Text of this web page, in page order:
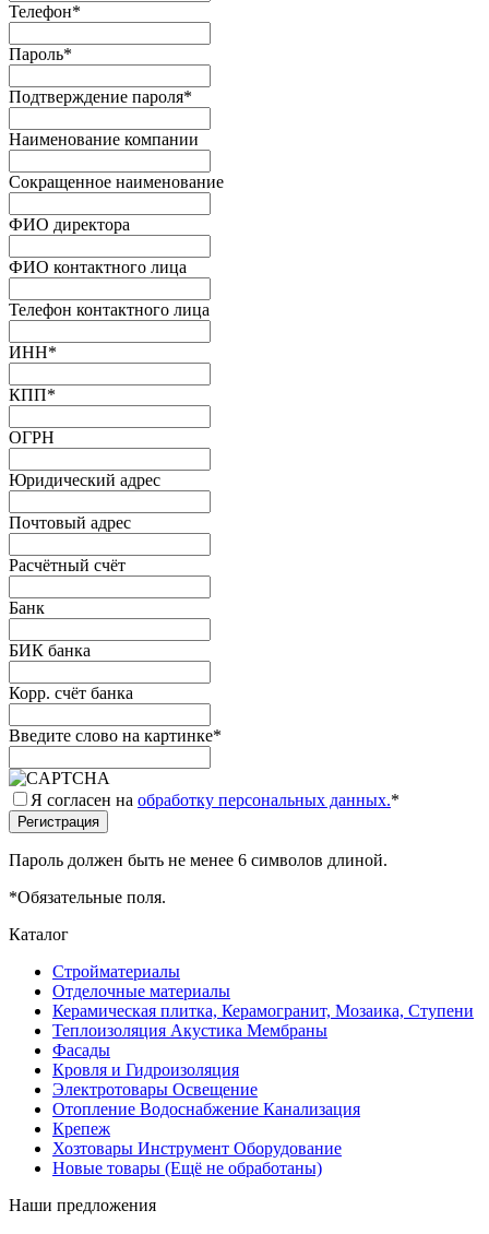
Телефон*
Пароль*
Подтверждение пароля*
Наименование компании
Сокращенное наименование
ФИО директора
ФИО контактного лица
Телефон контактного лица
ИНН*
КПП*
ОГРН
Юридический адрес
Почтовый адрес
Расчётный счёт
Банк
БИК банка
Корр. счёт банка
Введите слово на картинке*
Я согласен на обработку персональных данных.*
Пароль должен быть не менее 6 символов длиной.
*Обязательные поля.
Каталог
Стройматериалы
Отделочные материалы
Керамическая плитка, Керамогранит, Мозаика, Ступени
Теплоизоляция Акустика Мембраны
Фасады
Кровля и Гидроизоляция
Электротовары Освещение
Отопление Водоснабжение Канализация
Крепеж
Хозтовары Инструмент Оборудование
Новые товары (Ещё не обработаны)
Наши предложения